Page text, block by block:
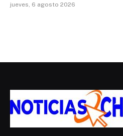
jueves, 6 agosto 2026